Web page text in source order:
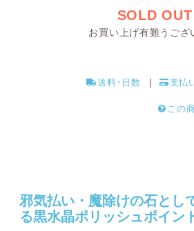
SOLD OUT
お買い上げ有難うござ
送料･日数 支払
この
邪気払い・魔除けの石とし
る黒水晶ポリッシュポイン